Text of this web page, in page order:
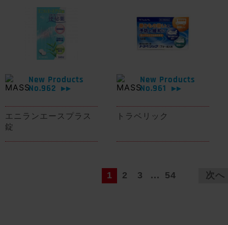
New Products
No.962
▶▶
エニランエースプラス
錠
New Products
No.961
▶▶
トラベリック
1 2 3 ... 54 次